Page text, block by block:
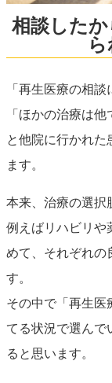
相談した
「再生医療の相
「ほかの治療は他
と他院に行かれた
ます。
本来、治療の選択
例えばリハビリや
めて、それぞれの
す。
その中で「再生医
てる状況で選んで
ると思います。